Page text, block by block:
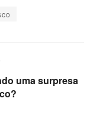
uma surpresa